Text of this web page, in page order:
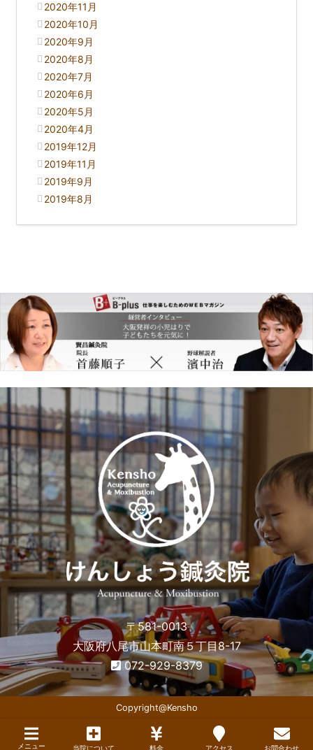
2020年11月
2020年10月
2020年9月
2020年8月
2020年7月
2020年6月
2020年5月
2020年4月
2019年12月
2019年11月
2019年9月
2019年8月
〒581-0013
大阪府八尾市山本町南５丁目8-17
072-929-8379
Copyright@Kensho
メニュー 当院について 料金 アクセス お問合わせ